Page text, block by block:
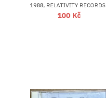
1988, RELATIVITY RECORDS
100 Kč